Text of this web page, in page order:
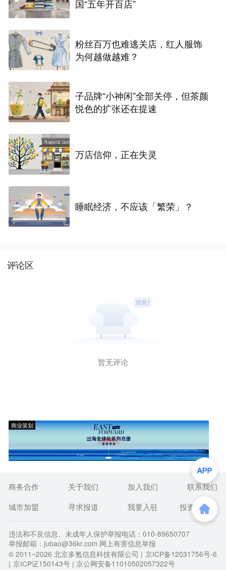
国“五年开百店”
粉丝百万也难逃关店，红人服饰
为何越做越难？
子品牌“小神闲”全部关停，但茶颜
悦色的扩张还在提速
万店信仰，正在失灵
睡眠经济，不应该「繁荣」？
评论区
暂无评论
商业策划
商务合作 关于我们 加入我们
联系我们
城市加盟
寻求报道 我要入驻 投资者关系
违法和不良信息、未成年人保护举报电话：010-89650707
举报邮箱：jubao@36kr.com 网上有害信息举报
© 2011~2026 北京多氪信息科技有限公司 | 京ICP备12031756号-6
| 京ICP证150143号 | 京公网安备11010502057322号